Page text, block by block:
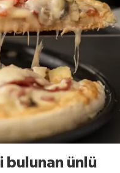
bulunan ünlü